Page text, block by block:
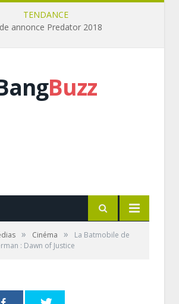
TENDANCE
annonce Predator 2018
Buzz
» Cinéma »
La Batmobile de
: Dawn of Justice